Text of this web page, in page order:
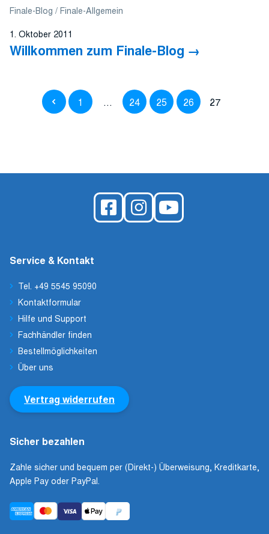
Finale-Blog
Finale-Allgemein
1. Oktober 2011
Willkommen zum Finale-Blog
1 … 24 25 26 27
Service & Kontakt
Tel. +49 5545 95090
Kontaktformular
Hilfe und Support
Fachhändler finden
Bestellmöglichkeiten
Über uns
Vertrag widerrufen
Sicher bezahlen
Zahle sicher und bequem per (Direkt-) Überweisung, Kreditkarte,
Apple Pay oder PayPal.